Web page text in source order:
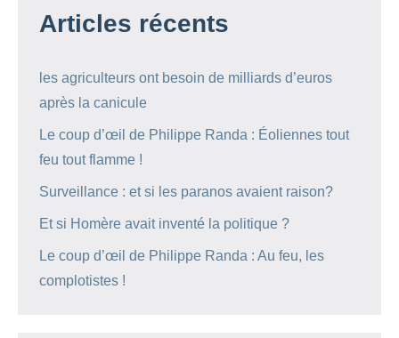
Articles récents
les agriculteurs ont besoin de milliards d’euros
après la canicule
Le coup d’œil de Philippe Randa : Éoliennes tout
feu tout flamme !
Surveillance : et si les paranos avaient raison?
Et si Homère avait inventé la politique ?
Le coup d’œil de Philippe Randa : Au feu, les
complotistes !